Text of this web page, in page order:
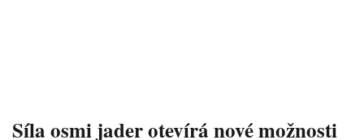
Síla osmi jader otevírá nové možnosti